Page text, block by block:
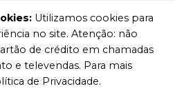
Utilizamos cookies para
no site. Atenção: não
de crédito em chamadas
e televendas. Para mais
de Privacidade.